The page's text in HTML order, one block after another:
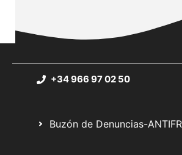
+34 966 97 02 50
Buzón de Denuncias-